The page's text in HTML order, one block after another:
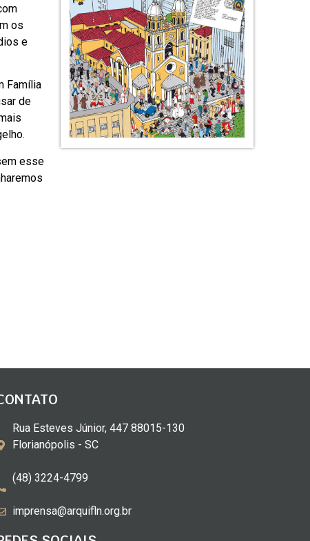
os
e
Família
de
esse
Rua Esteves Júnior, 447 88015-130
Florianópolis - SC
(48) 3224-4799
imprensa@arquifln.org.br